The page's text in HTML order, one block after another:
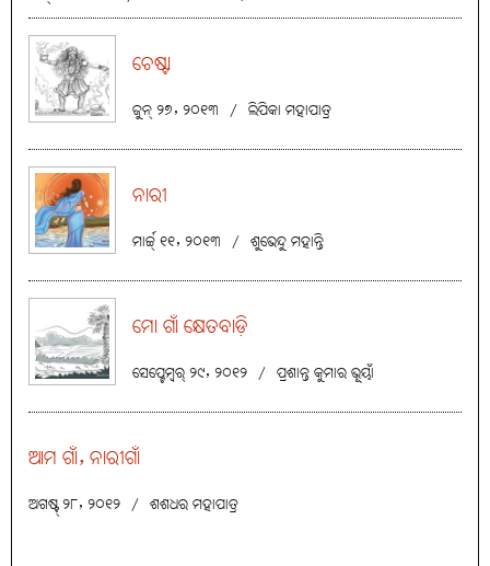
ଚେଷ୍ଟା
ଜୁନ୍ ୨୭, ୨୦୧୩ / ଲିପିକା ମହାପାତ୍ର
ନାରୀ
ମାର୍ଚ୍ଚ୍ ୧୧, ୨୦୧୩ / ଶୁଭେନ୍ଦୁ ମହାନ୍ତି
ମୋ ଗାଁ କ୍ଷେତବାଡ଼ି
ସେପ୍ଟେମ୍ବର୍ ୨୯, ୨୦୧୨ / ପ୍ରଶାନ୍ତ କୁମାର ଭୂୟାଁ
ଆମ ଗାଁ, ନାରୀଗାଁ
ଅଗଷ୍ଟ୍ ୨୮, ୨୦୧୨ / ଶଶଧର ମହାପାତ୍ର